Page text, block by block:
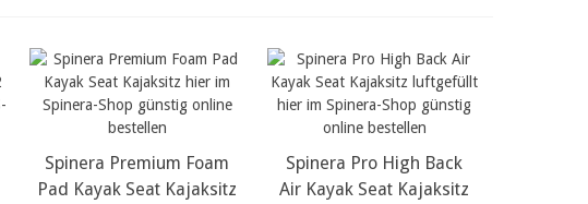
mehr Details...
Spinera Premium Foam
Pad Kayak Seat Kajaksitz
mehr Details...
Spinera Pro High Back
Air Kayak Seat Kajaksitz